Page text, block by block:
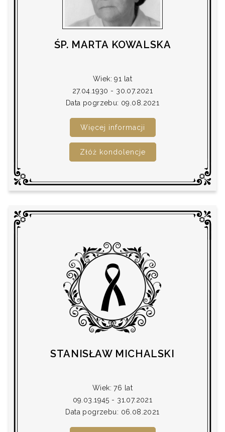
ŚP. MARTA KOWALSKA
Wiek: 91 lat
27.04.1930 - 30.07.2021
Data pogrzebu: 09.08.2021
Więcej informacji
Złóż kondolencje
STANISŁAW MICHALSKI
Wiek: 76 lat
09.03.1945 - 31.07.2021
Data pogrzebu: 06.08.2021